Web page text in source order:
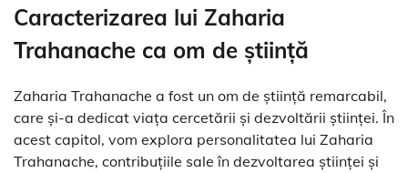
Caracterizarea lui Zaharia
Trahanache ca om de știință
Zaharia Trahanache a fost un om de știință remarcabil,
care și-a dedicat viața cercetării și dezvoltării științei. În
acest capitol, vom explora personalitatea lui Zaharia
Trahanache, contribuțiile sale în dezvoltarea științei și